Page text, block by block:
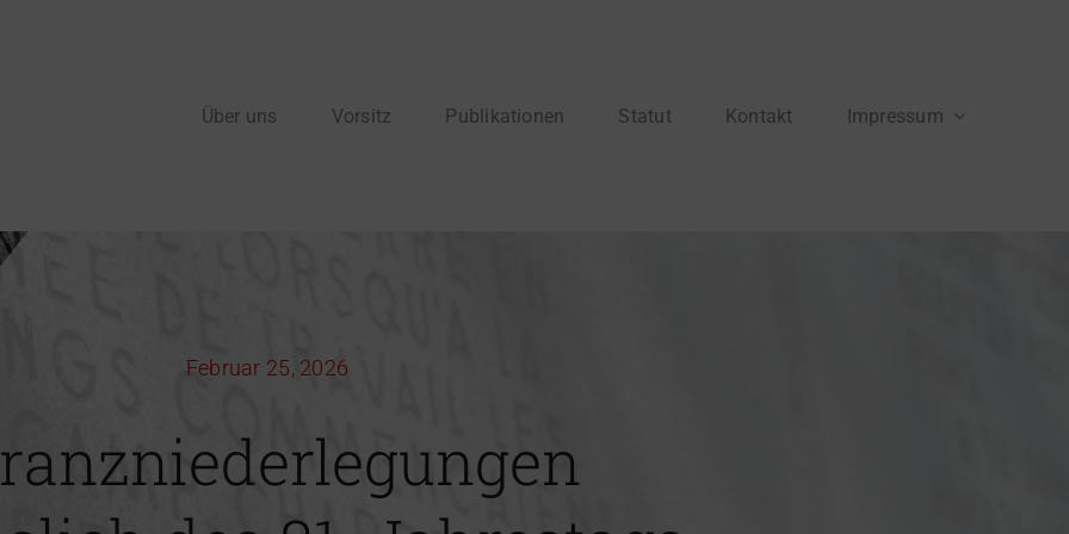
Über uns Vorsitz Publikationen Statut Kontakt Impressum
Februar 25, 2026